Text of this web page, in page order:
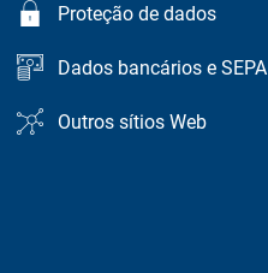
Proteção de dados
Dados bancários e SEPA
Outros sítios Web